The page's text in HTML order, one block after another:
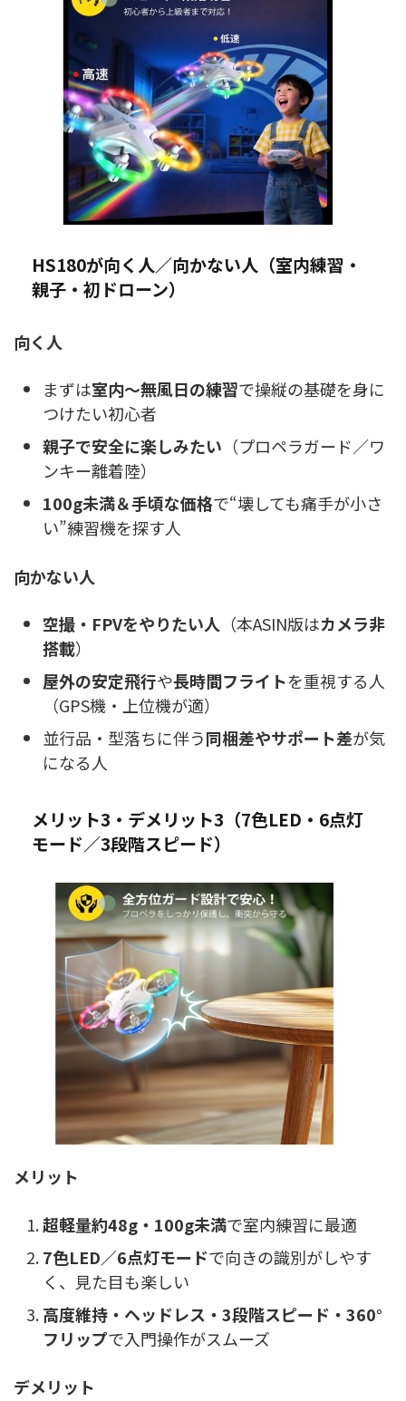
HS180が向く人／向かない人（室内練習・
親子・初ドローン）
向く人
まずは室内〜無風日の練習で操縦の基礎を身に
つけたい初心者
親子で安全に楽しみたい （プロペラガード／ワ
ンキー離着陸）
100g未満＆手頃な価格で“壊しても痛手が小さ
い”練習機を探す人
向かない人
空撮・FPVをやりたい人 （本ASIN版はカメラ非
搭載）
屋外の安定飛行や長時間フライトを重視する人
（GPS機・上位機が適）
並行品・型落ちに伴う同梱差やサポート差が気
になる人
メリット3・デメリット3（7色LED・6点灯
モード／3段階スピード）
メリット
超軽量約48g・100g未満で室内練習に最適
7色LED／6点灯モードで向きの識別がしやす
く、見た目も楽しい
高度維持・ヘッドレス・3段階スピード・360°
フリップで入門操作がスムーズ
デメリット